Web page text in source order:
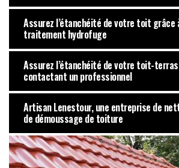
Assurez l’étanchéité de votre toit grâce
traitement hydrofuge
Assurez l’étanchéité de votre toit-
contactant un professionnel
Artisan Lenestour, une entreprise de
de démoussage de toiture